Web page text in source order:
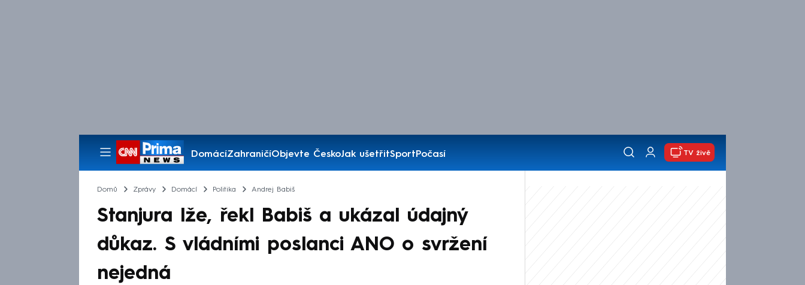
DomácíZahraničíObjevte ČeskoJak ušetřitSportPočasí
Pořady
TV živě
Domů Zprávy Domácí Politika Andrej Babiš
Stanjura lže, řekl Babiš a ukázal údajný
důkaz. S vládními poslanci ANO o svržení
nejedná